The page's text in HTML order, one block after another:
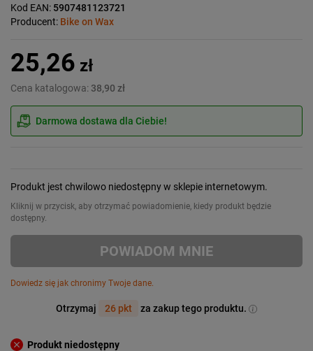
Kod EAN: 5907481123721
Producent: Bike on Wax
25,26 zł
Cena katalogowa: 38,90 zł
Darmowa dostawa dla Ciebie!
Produkt jest chwilowo niedostępny w sklepie internetowym.
Kliknij w przycisk, aby otrzymać powiadomienie, kiedy produkt będzie
dostępny.
POWIADOM MNIE
Dowiedz się jak chronimy Twoje dane.
Otrzymaj 26 pkt za zakup tego produktu.
Produkt niedostępny